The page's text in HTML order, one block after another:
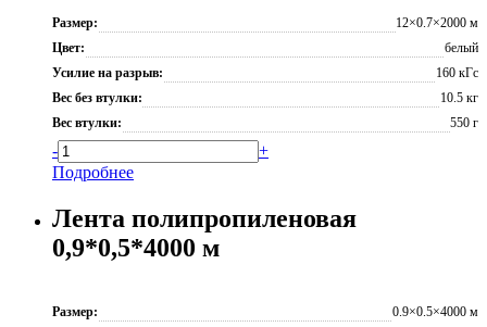
Размер:
12×0.7×2000 м
Цвет:
белый
Усилие на разрыв:
160 кГс
Вес без втулки:
10.5 кг
Вес втулки:
550 г
-
+
Подробнее
Лента полипропиленовая
0,9*0,5*4000 м
Размер:
0.9×0.5×4000 м